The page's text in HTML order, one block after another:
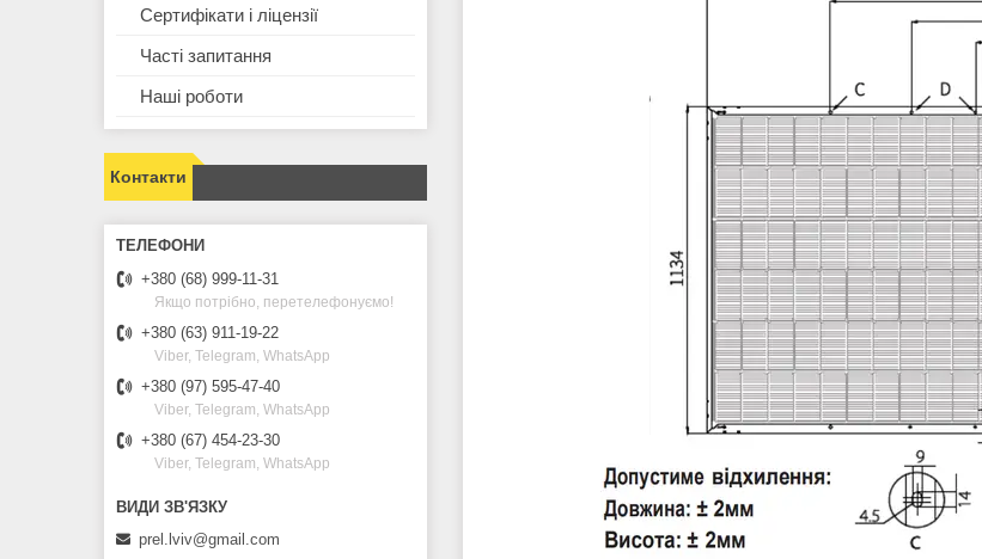
Сертифікати і ліцензії
Часті запитання
Наші роботи
Контакти
+380 (68) 999-11-31
Якщо потрібно, перетелефонуємо!
+380 (63) 911-19-22
Viber, Telegram, WhatsApp
+380 (97) 595-47-40
Viber, Telegram, WhatsApp
+380 (67) 454-23-30
Viber, Telegram, WhatsApp
prel.lviv@gmail.com